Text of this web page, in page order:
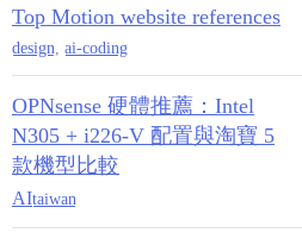
Top Motion website references
design, ai-coding
OPNsense 硬體推薦：Intel
N305 + i226-V 配置與淘寶 5
款機型比較
AItaiwan